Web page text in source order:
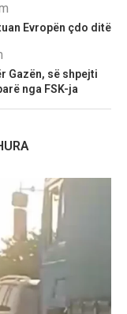
Evropën çdo ditë
Gazën, së shpejti
nga FSK-ja